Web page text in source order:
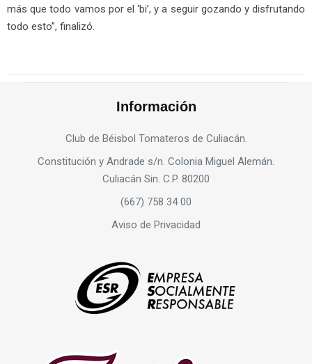
más que todo vamos por el ‘bi’, y a seguir gozando y disfrutando
todo esto”, finalizó.
Información
Club de Béisbol Tomateros de Culiacán.
Constitución y Andrade s/n. Colonia Miguel Alemán.
Culiacán Sin. C.P. 80200
(667) 758 34 00
Aviso de Privacidad